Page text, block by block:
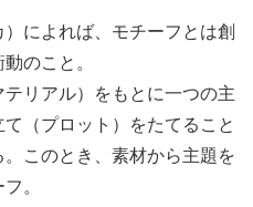
によれば、モチーフとは創
のこと。
リアル）をもとに一つの主
（プロット）をたてること
このとき、素材から主題を
。